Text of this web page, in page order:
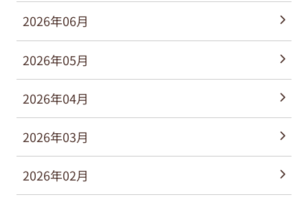
2026年06月
2026年05月
2026年04月
2026年03月
2026年02月